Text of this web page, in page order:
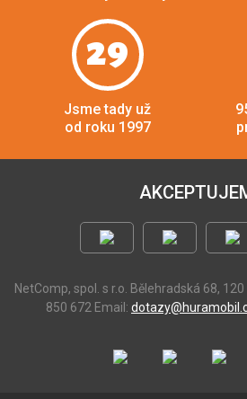
29
Jsme tady už
od roku 1997
NetComp, spol. s r.o. Bělehradská 68,
850 672 Email: